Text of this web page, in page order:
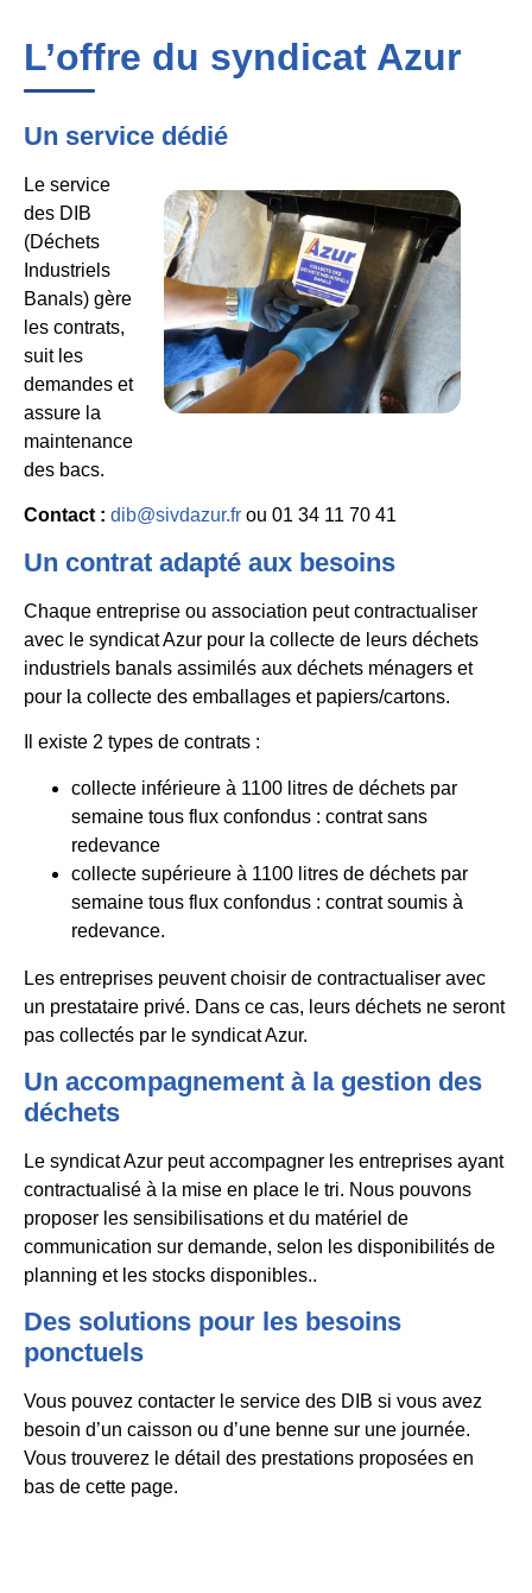
L’offre du syndicat Azur
Un service dédié
Le service
des DIB
(Déchets
Industriels
Banals) gère
les contrats,
suit les
demandes et
assure la
maintenance
des bacs.
Contact : dib@sivdazur.fr ou 01 34 11 70 41
Un contrat adapté aux besoins
Chaque entreprise ou association peut contractualiser
avec le syndicat Azur pour la collecte de leurs déchets
industriels banals assimilés aux déchets ménagers et
pour la collecte des emballages et papiers/cartons.
Il existe 2 types de contrats :
collecte inférieure à 1100 litres de déchets par
semaine tous flux confondus : contrat sans
redevance
collecte supérieure à 1100 litres de déchets par
semaine tous flux confondus : contrat soumis à
redevance.
Les entreprises peuvent choisir de contractualiser avec
un prestataire privé. Dans ce cas, leurs déchets ne seront
pas collectés par le syndicat Azur.
Un accompagnement à la gestion des
déchets
Le syndicat Azur peut accompagner les entreprises ayant
contractualisé à la mise en place le tri. Nous pouvons
proposer les sensibilisations et du matériel de
communication sur demande, selon les disponibilités de
planning et les stocks disponibles..
Des solutions pour les besoins
ponctuels
Vous pouvez contacter le service des DIB si vous avez
besoin d’un caisson ou d’une benne sur une journée.
Vous trouverez le détail des prestations proposées en
bas de cette page.